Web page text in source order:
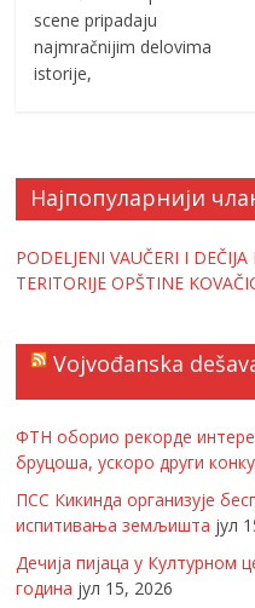
scene pripadaju
najmračnijim delovima
istorije,
Најпопуларнији
PODELJENI VAUČERI I
TERITORIJE OPŠTINE
Vojvođanska
ФТН оборио рекорде
бруцоша, ускоро други
ПСС Кикинда организује
испитивања земљишта јул
Дечија пијаца у Културном
година јул 15, 2026